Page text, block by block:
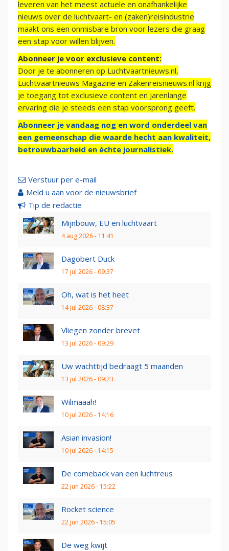
leveren van het meest actuele en onafhankelijke
nieuws over de luchtvaart- en (zaken)reisindustrie
maakt ons een onmisbare bron voor lezers die graag
een stap voor willen blijven.
Abonneer je voor exclusieve content:
Door je te abonneren op Luchtvaartnieuws.nl,
Luchtvaartnieuws Magazine en Zakenreisnieuws.nl krijg
je toegang tot exclusieve content en jarenlange
ervaring die je steeds een stap voorsprong geeft.
Abonneer je vandaag nog en word onderdeel van
een gemeenschap die waarde hecht aan kwaliteit,
betrouwbaarheid en échte journalistiek.
Verstuur per e-mail
Meld u aan voor de nieuwsbrief
Tip de redactie
Mijnbouw, EU en luchtvaart
4 aug 2026 - 11:41
Dagobert Duck
17 jul 2026 - 09:37
Oh, wat is het heet
14 jul 2026 - 08:37
Vliegen zonder brevet
13 jul 2026 - 09:29
Uw wachttijd bedraagt 5 maanden
13 jul 2026 - 09:23
Wilmaaah!
10 jul 2026 - 14:16
Asian invasion!
10 jul 2026 - 14:15
De comeback van een luchtreus
22 jun 2026 - 15:22
Rocket science
22 jun 2026 - 15:05
De weg kwijt